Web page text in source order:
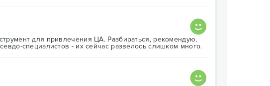
для привлечения ЦА. Разбираться, рекомендую,
специалистов - их сейчас развелось слишком много.